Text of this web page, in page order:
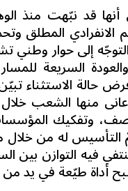
قد نبّهت منذ
المطلق
إلى حوار وطني
السريعة
حالة الاستثناء
وتفكيك
التأسيس له من
فيه التوازن
أداة طيّعة في يد